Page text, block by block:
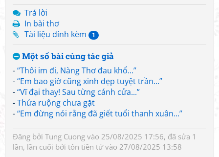
Trả lời
In bài thơ
Tài liệu đính kèm
1
Một số bài cùng tác giả
-“Thôi im đi, Nàng Thơ đau khổ...”
-“Em bao giờ cũng xinh đẹp tuyệt trần...”
-“Vĩ đại thay! Sau từng cánh cửa...”
-Thửa ruộng chưa gặt
-“Em đừng nói rằng đã giết tuổi thanh xuân...”
Đăng bởi Tung Cuong vào 25/08/2025 17:56, đã sửa 1
lần, lần cuối bởi tôn tiền tửvào 27/08/2025 13:58